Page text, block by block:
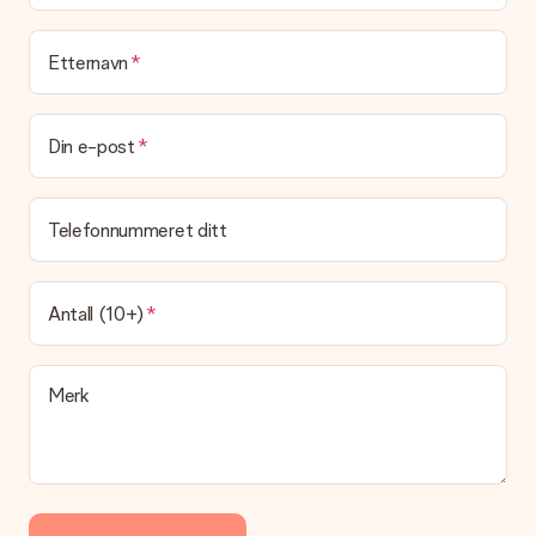
Leveringstid, leveringsalternativer og frakt
Kan jeg velge en leveringsdato?
Det er ikke mulig å velge en bestemt leveringsdato.
Leveringstiden er indikert på produktsiden til gaven. Du kan
stole på at vår operatør leverer gaven din denne dagen.
Hvilke leveringsalternativer kan jeg velge mellom?
For tiden er det ikke mulig å velge et leveringsalternativ.
Gaven du bestiller sendes enten som en pakke eller som
postbokslevering. Vil du vite hvilket alternativ bestillingen din
faller inn under? Ta kontakt med vår kundeservice.
Vi tilbyr følgende betalingsmåter: Paypal, kredittkort, faktura
nettbanken vil levering av gaven din skje opptil 3 dager
Etternavn
Din e-post
Telefonnummeret ditt
Antall (10+)
Merk